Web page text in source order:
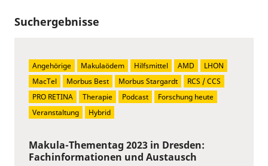
Suchergebnisse
Makula-Thementag 2023 in Dresden:
Fachinformationen und Austausch
Angehörige Makulaödem Hilfsmittel AMD
LHON
MacTel
Morbus Best Morbus Stargardt
RCS / CCS
PRO RETINA
Therapie Podcast
Forschung heute
Veranstaltung
Hybrid